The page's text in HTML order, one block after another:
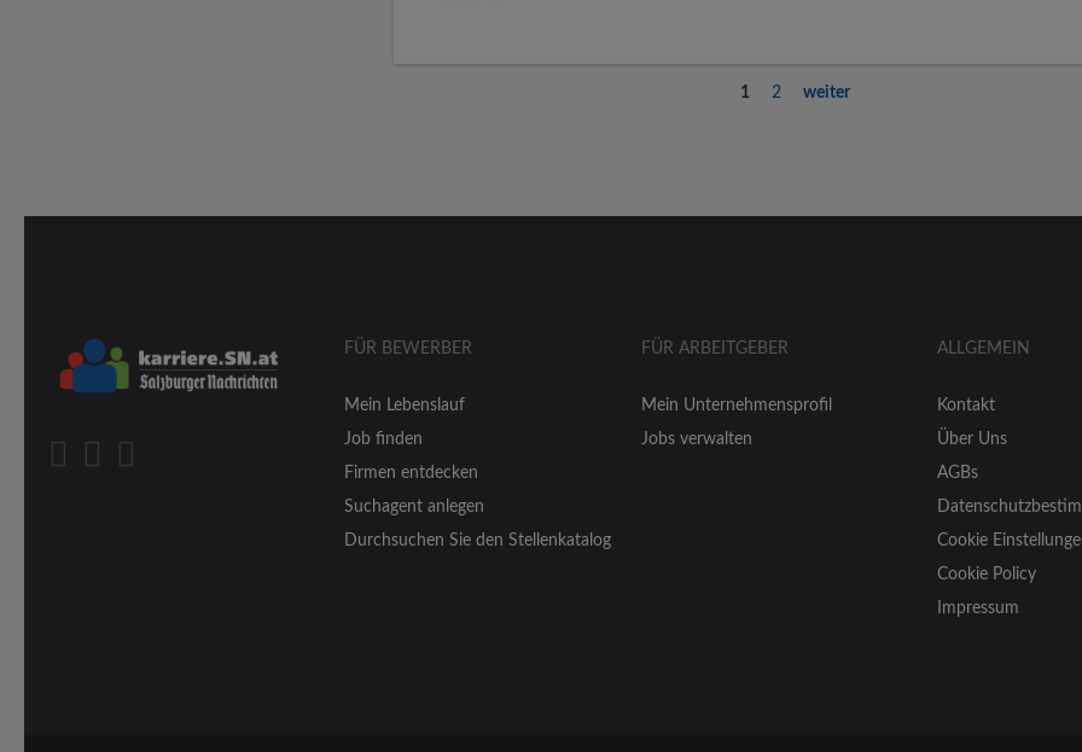
1 2 weiter
FÜR BEWERBER
Mein Lebenslauf
Job finden
Firmen entdecken
Suchagent anlegen
Durchsuchen Sie den Stellenkatalog
FÜR ARBEITGEBER
Mein Unternehmensprofil
Jobs verwalten
ALLGEMEIN
Kontakt
Über Uns
AGBs
Cookie
Cookie Policy
Impressum